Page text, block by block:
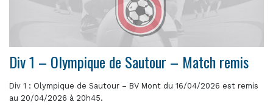
Div 1 – Olympique de Sautour – Match remis
Div 1 : Olympique de Sautour – BV Mont du 16/04/2026 est remis
au 20/04/2026 à 20h45.